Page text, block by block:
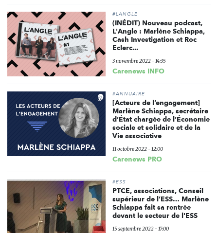
#LANGLE
(INÉDIT) Nouveau podcast,
L'Angle : Marlène Schiappa,
Cash Investigation et Roc
Eclerc...
3 novembre 2022 - 14:35
Carenews INFO
#ANNUAIRE
[Acteurs de l’engagement]
Marlène Schiappa, secrétaire
d’État chargée de l’Économie
sociale et solidaire et de la
Vie associative
11 octobre 2022 - 12:00
Carenews PRO
#ESS
PTCE, associations, Conseil
supérieur de l’ESS… Marlène
Schiappa fait sa rentrée
devant le secteur de l'ESS
15 septembre 2022 - 17:00